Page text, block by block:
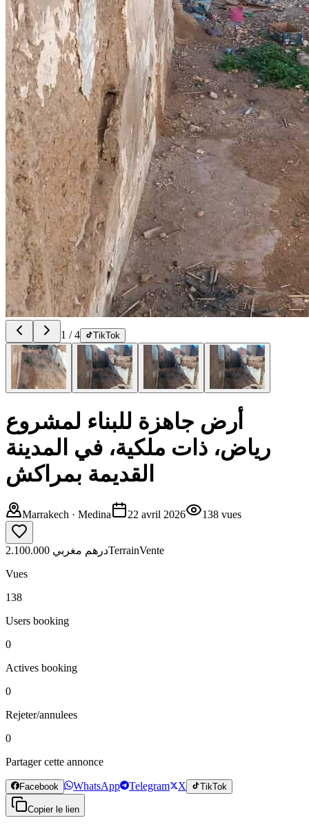
1 /4 TikTok
أرض جاهزة للبناء لمشروع
رياض، ذات ملكية، في المدينة
القديمة بمراكش
Marrakech · Medina 22 avril 2026 138 vues
2.100.000 درهم مغربيTerrainVente
Vues
138
Users booking
0
Actives booking
0
Rejeter/annulees
0
Partager cette annonce
Facebook WhatsApp Telegram X TikTok
Copier le lien